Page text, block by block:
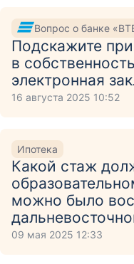
Вопрос о банке
Подскажите
в
электронная
16 августа 2025 10:52
Ипотека
Какой стаж
можно было
09 мая 2025 12:33